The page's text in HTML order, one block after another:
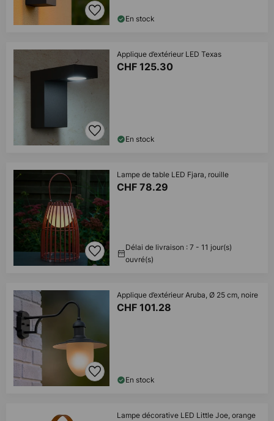
En stock
Applique d’extérieur LED Texas
CHF 125.30
En stock
Lampe de table LED Fjara, rouille
CHF 78.29
Délai de livraison : 7 - 11 jour(s)
ouvré(s)
Applique d’extérieur Aruba, Ø 25 cm, noire
CHF 101.28
En stock
Lampe décorative LED Little Joe, orange